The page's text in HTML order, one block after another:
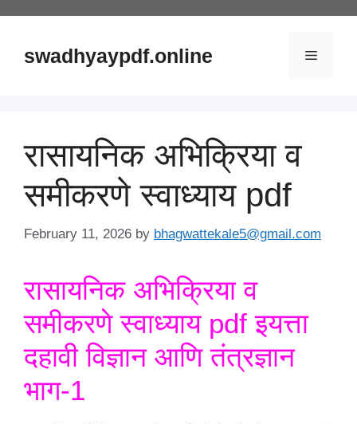
contentswadhyaypdf.online Menu
रासायनिक अभिक्रिया व
समीकरणे स्वाध्याय pdf
February 11, 2026 by bhagwattekale5@gmail.com
रासायनिक अभिक्रिया व
समीकरणे स्वाध्याय pdf इयत्ता
दहावी विज्ञान आणि तंत्रज्ञान
भाग-1